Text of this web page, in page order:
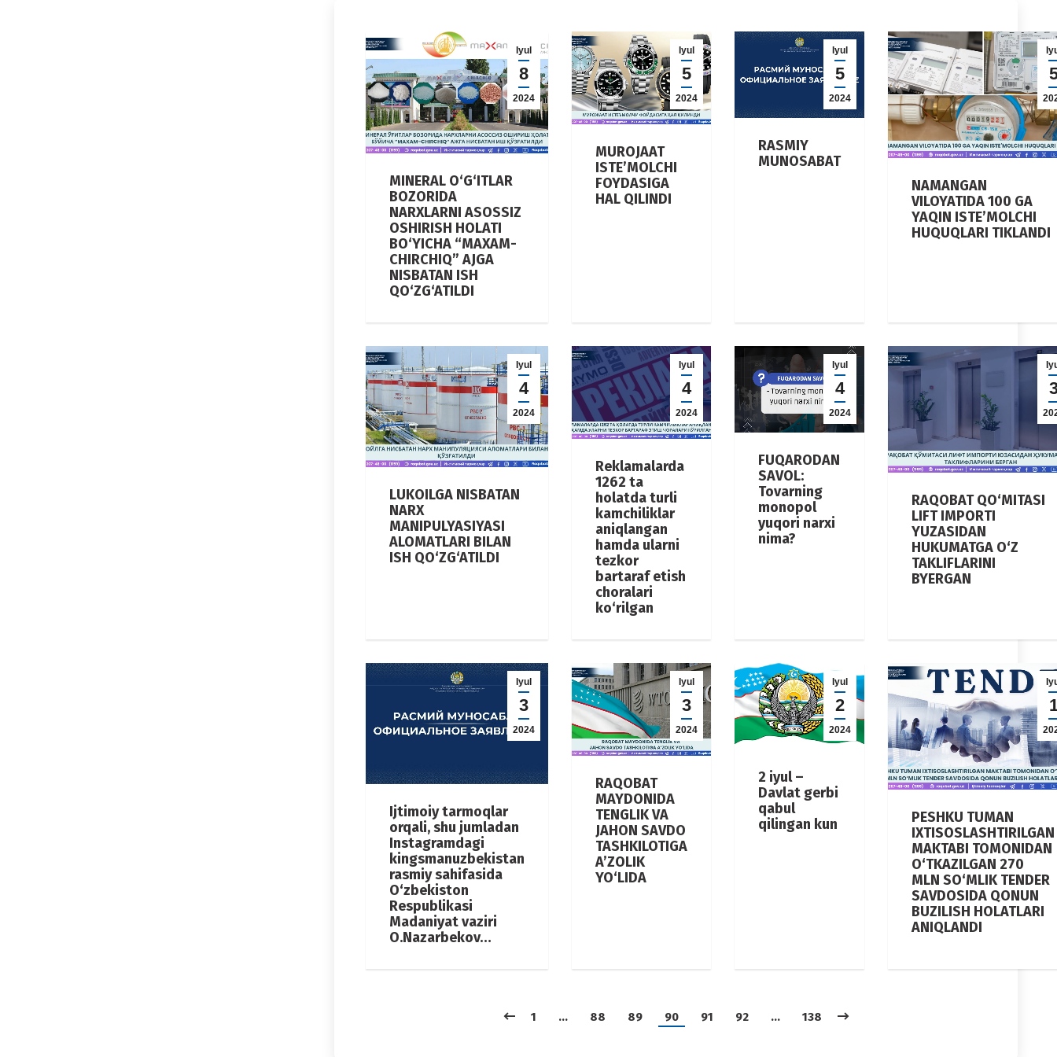
Iyul
8
2024
MINERAL O‘G‘ITLAR
BOZORIDA
NARXLARNI ASOSSIZ
OSHIRISH HOLATI
BO‘YICHA “MAXAM-
CHIRCHIQ” AJGA
NISBATAN ISH
QO‘ZG‘ATILDI
Iyul
5
2024
MUROJAAT
ISTE’MOLCHI
FOYDASIGA
HAL QILINDI
Iyul
5
2024
RASMIY
MUNOSABAT
NAMANGAN
VILOYATIDA 100 GA
YAQIN ISTE’MOLCHI
HUQUQLARI TIKLANDI
Iyul
4
2024
LUKOILGA NISBATAN
NARX
MANIPULYASIYASI
ALOMATLARI BILAN
ISH QO‘ZG‘ATILDI
Iyul
4
2024
Reklamalarda
1262 ta
holatda turli
kamchiliklar
aniqlangan
hamda ularni
tezkor
bartaraf etish
choralari
ko‘rilgan
Iyul
4
2024
FUQARODAN
SAVOL:
Tovarning
monopol
yuqori narxi
nima?
RAQOBAT QO‘MITASI
LIFT IMPORTI
YUZASIDAN
HUKUMATGA O‘Z
TAKLIFLARINI
BYERGAN
Iyul
3
2024
Ijtimoiy tarmoqlar
orqali, shu jumladan
Instagramdagi
kingsmanuzbekistan
rasmiy sahifasida
O‘zbekiston
Respublikasi
Madaniyat vaziri
O.Nazarbekov…
Iyul
3
2024
RAQOBAT
MAYDONIDA
TENGLIK VA
JAHON SAVDO
TASHKILOTIGA
A’ZOLIK
YO‘LIDA
Iyul
2
2024
2 iyul –
Davlat gerbi
qabul
qilingan kun
PESHKU TUMAN
IXTISOSLASHTIRILGAN
MAKTABI TOMONIDAN
O‘TKAZILGAN 270
MLN SO‘MLIK TENDER
SAVDOSIDA QONUN
BUZILISH HOLATLARI
ANIQLANDI
1 … 88 89 90 91 92 … 138